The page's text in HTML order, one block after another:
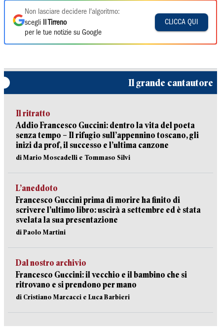
Non lasciare decidere l'algoritmo:
scegli
Il Tirreno
per le tue notizie su Google
CLICCA QUI
Il grande cantautore
Il ritratto
Addio Francesco Guccini: dentro la vita del poeta
senza tempo – Il rifugio sull’appennino toscano, gli
inizi da prof, il successo e l’ultima canzone
di Mario Moscadelli e Tommaso Silvi
L’aneddoto
Francesco Guccini prima di morire ha finito di
scrivere l’ultimo libro: uscirà a settembre ed è stata
svelata la sua presentazione
di Paolo Martini
Dal nostro archivio
Francesco Guccini: il vecchio e il bambino che si
ritrovano e si prendono per mano
di Cristiano Marcacci e Luca Barbieri